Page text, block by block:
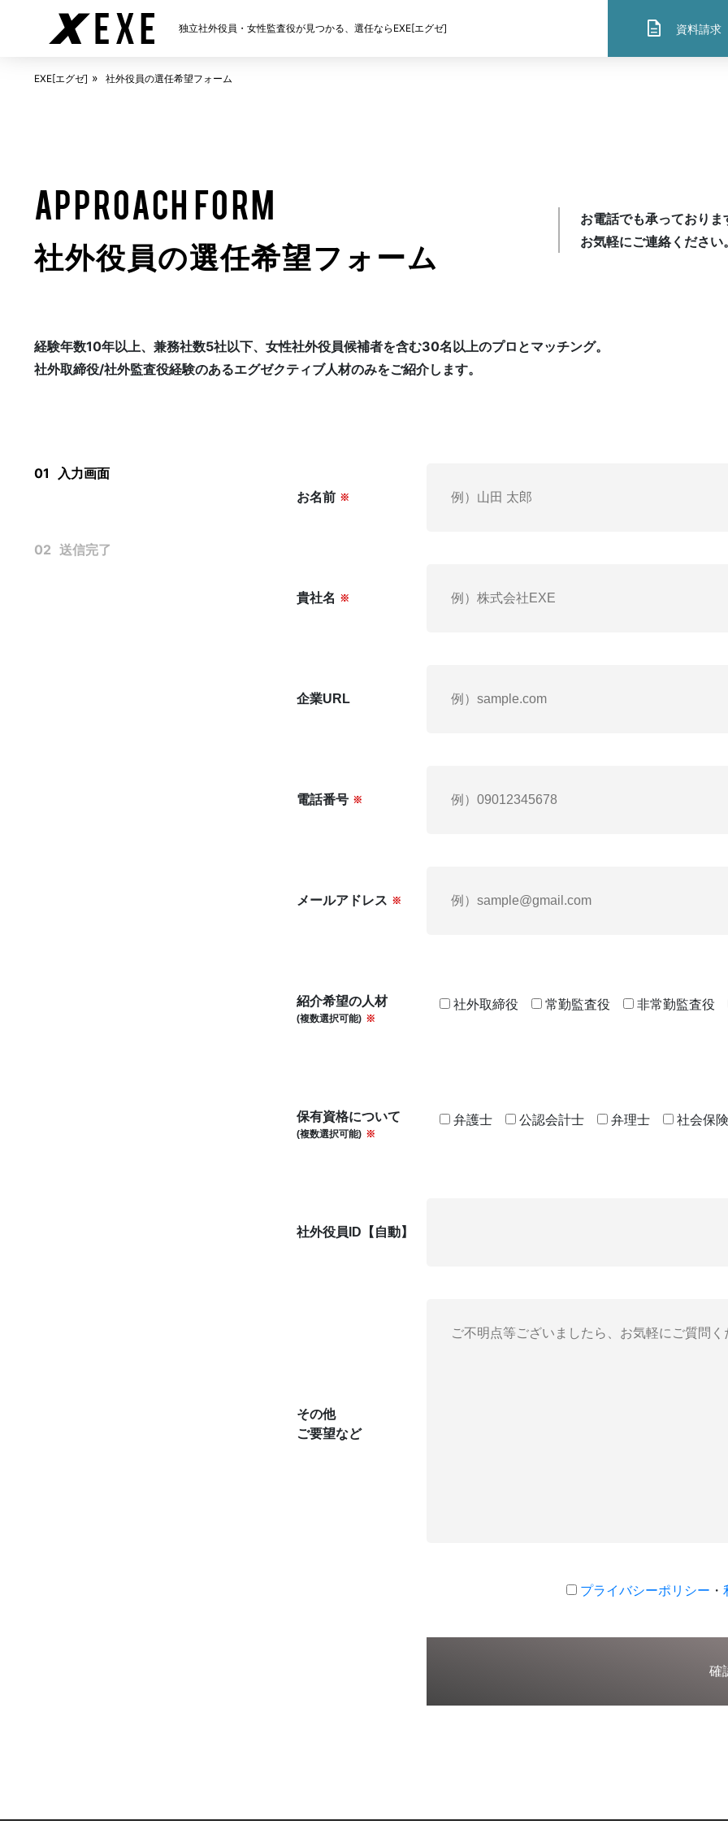
独立社外役員・女性監査役が見つかる、選任ならEXE[エグゼ] description 資料請求
ABOUT EXE[エグゼ]とは
FAQ よくある質問
社外役員×公認会計士
社外役員×女性
EXE[エグゼ] 社外役員の選任希望フォーム
APPROACH FORM
社外役員の選任希望フォーム
お電話でも承っておりま
お気軽にご連絡ください。
経験年数10年以上、兼務社数5社以下、女性社外役員候補者を含む30名以上のプロとマッチング。
社外取締役/社外監査役経験のあるエグゼクティブ人材のみをご紹介します。
お名前 ※
貴社名 ※
企業URL
電話番号 ※
メールアドレス ※
紹介希望の人材
(複数選択可能) ※
社外取締役 常勤監査役 非常勤監査役
保有資格について
(複数選択可能) ※
弁護士 公認会計士 弁理士 社会保
社外役員ID【自動】
その他
ご要望など
プライバシーポリシー ・
01 入力画面
02 送信完了